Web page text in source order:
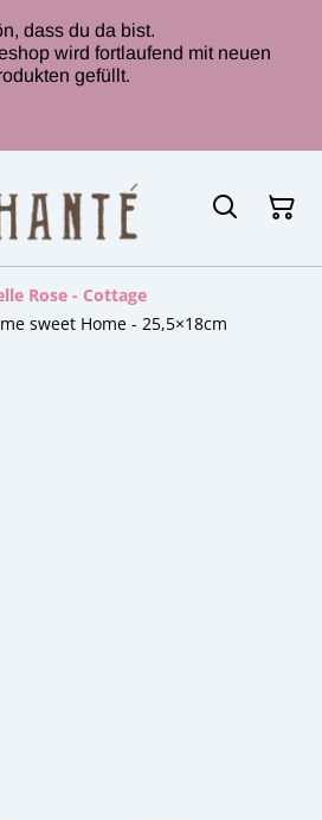
dass du da bist.
wird fortlaufend mit neuen
gefüllt.
Rose - Cottage
sweet Home - 25,5×18cm